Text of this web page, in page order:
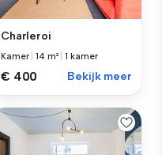
Charleroi
Kamer |14 m² |1 kamer
€ 400 Bekijk meer